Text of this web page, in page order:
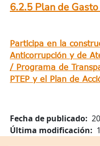
6.2.5 Plan de
Participa en la
Anticorrupción y de
/ Programa de
PTEP y el Plan de
Fecha de publicado
Última modificación